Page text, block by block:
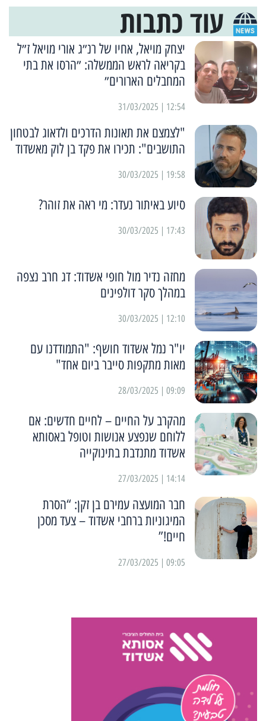
עוד כתבות
יצחק מויאל, אחיו של רנ״ג אורי מויאל ז״ל
בקריאה לראש הממשלה: ״הרסו את בתי
המחבלים הארורים״
12:54 | 31/03/2025
"לצמצם את תאונות הדרכים ולדאוג לבטחון
התושבים": תכירו את פקד בן לוק מאשדוד
19:58 | 30/03/2025
סיוע באיתור נעדר: מי ראה את זוהר?
17:43 | 30/03/2025
מחזה נדיר מול חופי אשדוד: דג חרב נצפה
במהלך סקר דולפינים
12:10 | 30/03/2025
יו"ר נמל אשדוד חושף: "התמודדנו עם
מאות מתקפות סייבר ביום אחד"
09:09 | 28/03/2025
מהקרב על החיים – לחיים חדשים: אם
ללוחם שנפצע אנושות וטופל באסותא
אשדוד מתנדבת בתינוקייה
14:14 | 27/03/2025
חבר המועצה עמירם בן זקן: “הסרת
המיגוניות ברחבי אשדוד – צעד מסכן
חיים!”
09:05 | 27/03/2025